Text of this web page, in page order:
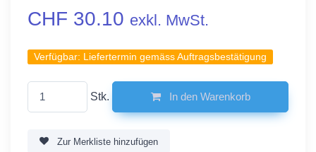
CHF 30.10 exkl. MwSt.
Verfügbar: Liefertermin gemäss Auftragsbestätigung
Stk. In den Warenkorb
Zur Merkliste hinzufügen